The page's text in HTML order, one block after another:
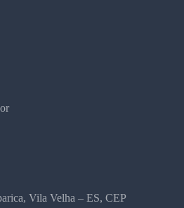
Vila Velha – ES, CEP